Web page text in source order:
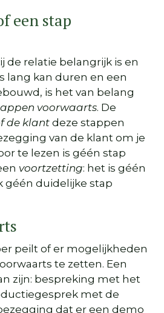
een stap
de relatie belangrijk is en
lang kan duren en een
is het van belang
voorwaarts. De
de klant deze stappen
van de klant om je
te lezen is géén stap
voortzetting: het is géén
géén duidelijke stap
peilt of er mogelijkheden
te zetten. Een
zijn: bespreking met het
met de
dat er een demo